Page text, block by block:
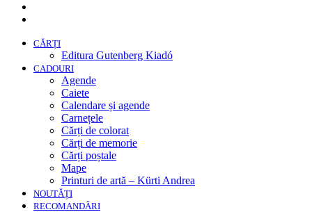
CĂRȚI
Editura Gutenberg Kiadó
CADOURI
Agende
Caiete
Calendare și agende
Carnețele
Cărți de colorat
Cărți de memorie
Cărți poștale
Mape
Printuri de artă – Kürti Andrea
NOUTĂȚI
RECOMANDĂRI